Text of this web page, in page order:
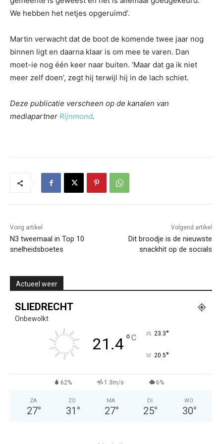
We hebben het netjes opgeruimd’.
Martin verwacht dat de boot de komende twee jaar nog
binnen ligt en daarna klaar is om mee te varen. Dan
moet-ie nog één keer naar buiten. ‘Maar dat ga ik niet
meer zelf doen’, zegt hij terwijl hij in de lach schiet.
Deze publicatie verscheen op de kanalen van
mediapartner Rijnmond.
Vorig artikel
N3 tweemaal in Top 10
snelheidsboetes
Volgend artikel
Dit broodje is de nieuwste
snackhit op de socials
Actueel weer
SLIEDRECHT
Onbewolkt
21.4°C 23.3°
20.5°
62% 1.3m/s 6%
ZA
27°
ZO
31 °
MA
27°
DI
25°
WO
30°